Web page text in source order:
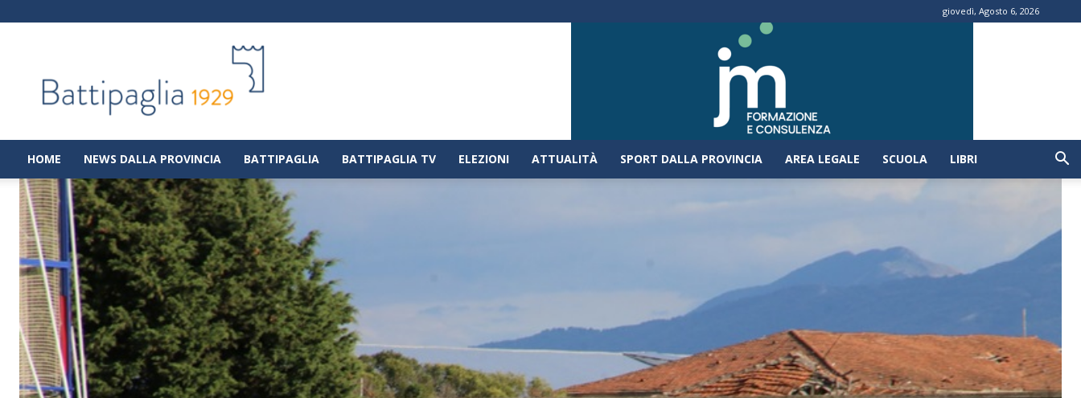
giovedì, Agosto 6, 2026
|
Notizie
dalla
città
di
HOME NEWS DALLA PROVINCIA BATTIPAGLIA BATTIPAGLIA TV ELEZIONI ATTUALITÀ SPORT DALLA PROVINCIA AREA LEGALE SCUOLA LIBRI